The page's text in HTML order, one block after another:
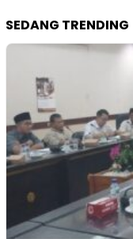
SEDANG TRENDING